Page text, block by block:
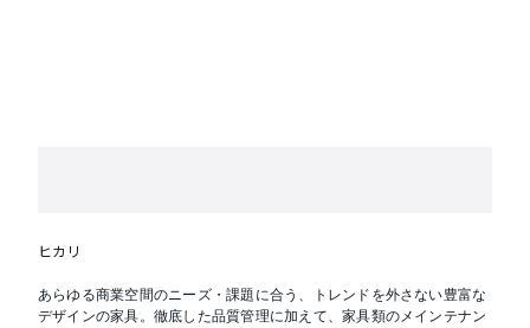
ヒカリ
あらゆる商業空間のニーズ・課題に合う、トレンドを外さない豊富な
デザインの家具。徹底した品質管理に加えて、家具類のメインテナン